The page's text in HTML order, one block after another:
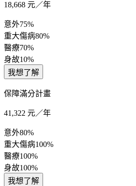
18,668 元／年
意外75%
重大傷病80%
醫療70%
身故10%
我想了解
保障滿分計畫
41,322 元／年
意外80%
重大傷病100%
醫療100%
身故100%
我想了解